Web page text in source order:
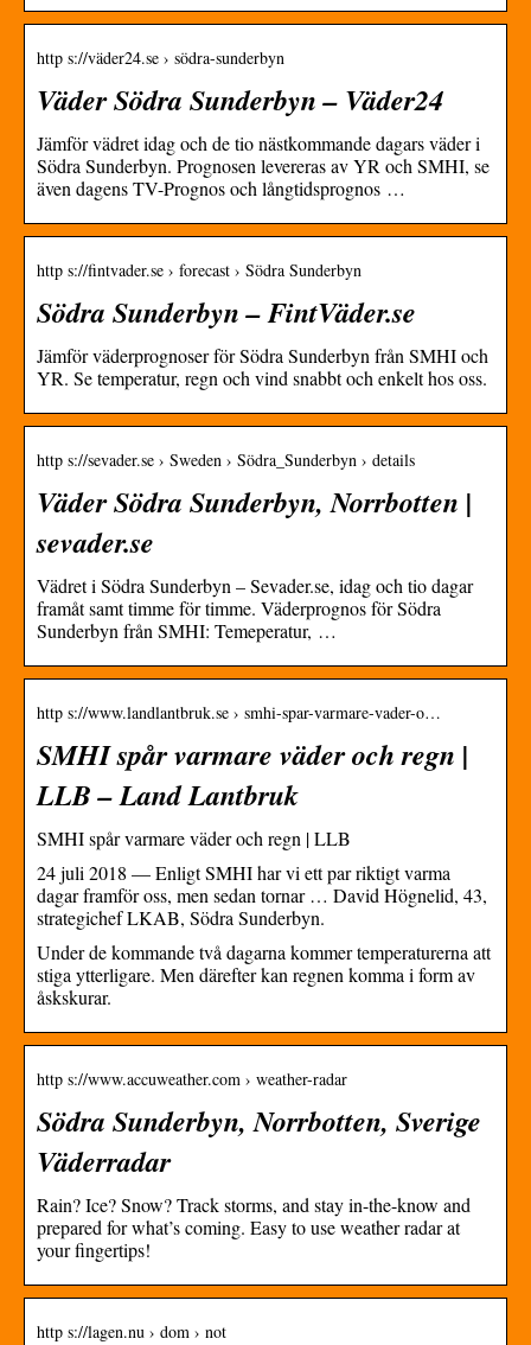
http s://väder24.se › södra-sunderbyn
Väder Södra Sunderbyn – Väder24
Jämför vädret idag och de tio nästkommande dagars väder i
Södra Sunderbyn. Prognosen levereras av YR och SMHI, se
även dagens TV-Prognos och långtidsprognos …
http s://fintvader.se › forecast › Södra Sunderbyn
Södra Sunderbyn – FintVäder.se
Jämför väderprognoser för Södra Sunderbyn från SMHI och
YR. Se temperatur, regn och vind snabbt och enkelt hos oss.
http s://sevader.se › Sweden › Södra_Sunderbyn › details
Väder Södra Sunderbyn, Norrbotten |
sevader.se
Vädret i Södra Sunderbyn – Sevader.se, idag och tio dagar
framåt samt timme för timme. Väderprognos för Södra
Sunderbyn från SMHI: Temeperatur, …
http s://www.landlantbruk.se › smhi-spar-varmare-vader-o…
SMHI spår varmare väder och regn |
LLB – Land Lantbruk
SMHI spår varmare väder och regn | LLB
24 juli 2018 — Enligt SMHI har vi ett par riktigt varma
dagar framför oss, men sedan tornar … David Högnelid, 43,
strategichef LKAB, Södra Sunderbyn.
Under de kommande två dagarna kommer temperaturerna att
stiga ytterligare. Men därefter kan regnen komma i form av
åskskurar.
http s://www.accuweather.com › weather-radar
Södra Sunderbyn, Norrbotten, Sverige
Väderradar
Rain? Ice? Snow? Track storms, and stay in-the-know and
prepared for what’s coming. Easy to use weather radar at
your fingertips!
http s://lagen.nu › dom › not